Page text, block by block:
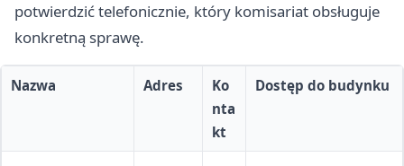
potwierdzić telefonicznie, który komisariat obsługuje
konkretną sprawę.
Nazwa Adres
Ko
nta
kt
Dostęp do budynku